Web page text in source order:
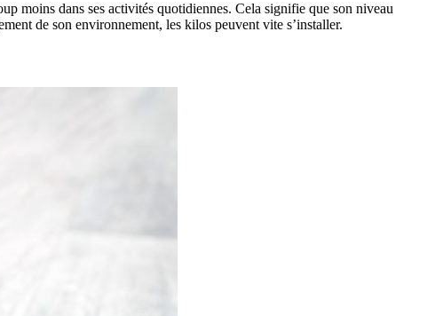
moins dans ses activités quotidiennes. Cela signifie que son niveau
de son environnement, les kilos peuvent vite s’installer.